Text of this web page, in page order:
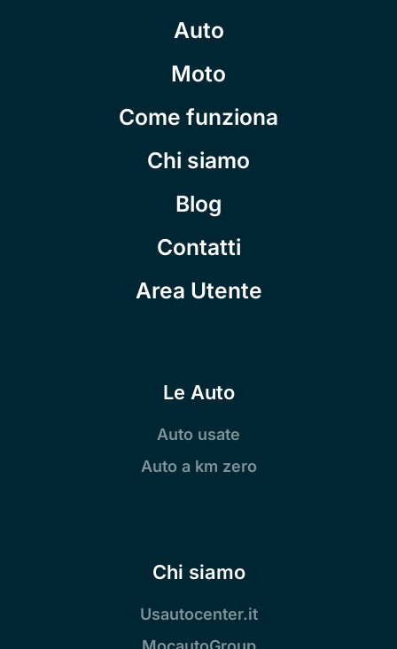
Auto
Moto
Come funziona
Chi siamo
Blog
Contatti
Area Utente
Le Auto
Auto usate
Auto a km zero
Chi siamo
Usautocenter.it